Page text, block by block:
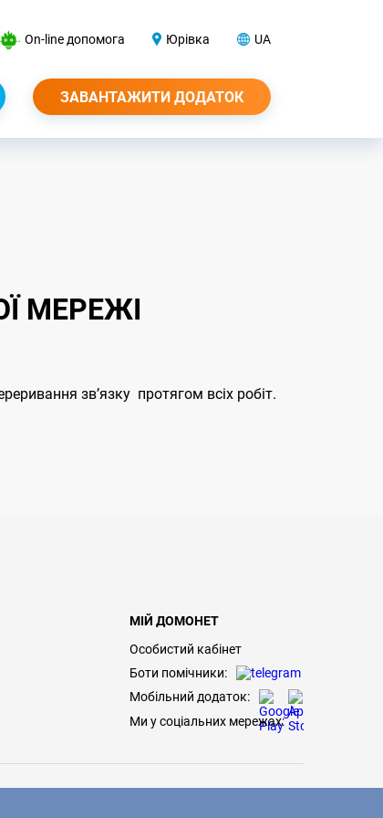
On-line допомога Юрівка UA
ЗАВАНТАЖИТИ ДОДАТОК
МЕРЕЖІ
звʼязку протягом всіх робіт.
МІЙ ДОМОНЕТ
Особистий кабінет
Боти помічники:
Мобільний додаток:
Ми у соціальних мережах: